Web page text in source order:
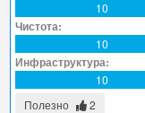
10
Чистота:
10
Инфраструктура:
10
Полезно
2